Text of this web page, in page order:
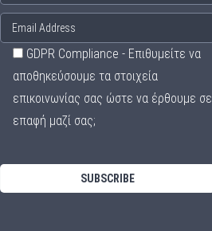
GDPR Compliance - Επιθυμείτε να
αποθηκεύσουμε τα στοιχεία
επικοινωνίας σας ώστε να έρθουμε σε
επαφή μαζί σας;